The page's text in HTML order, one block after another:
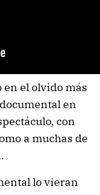
en el olvido más
en
con
a muchas de
lo vieran